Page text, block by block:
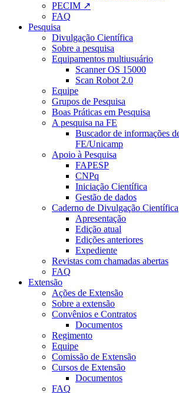
PECIM ↗
FAQ
Pesquisa
Divulgação Científica
Sobre a pesquisa
Equipamentos multiusuário
Scanner OS 15000
Scan Robot 2.0
Equipe
Grupos de Pesquisa
Boas Práticas em Pesquisa
A pesquisa na FE
Buscador de informações
FE/Unicamp
Apoio à Pesquisa
FAPESP
CNPq
Iniciação Científica
Gestão de dados
Caderno de Divulgação Científica
Apresentação
Edição atual
Edições anteriores
Expediente
Revistas com chamadas abertas
FAQ
Extensão
Ações de Extensão
Sobre a extensão
Convênios e Contratos
Documentos
Regimento
Equipe
Comissão de Extensão
Cursos de Extensão
Documentos
FAQ